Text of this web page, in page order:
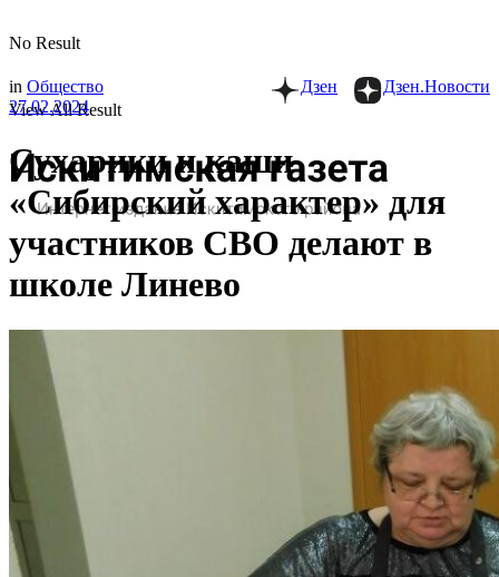
No Result
View All Result
Дзен.Новости
Дзен
in Общество
27.02.2024
Сухарики и каши
«Сибирский характер» для
участников СВО делают в
школе Линево